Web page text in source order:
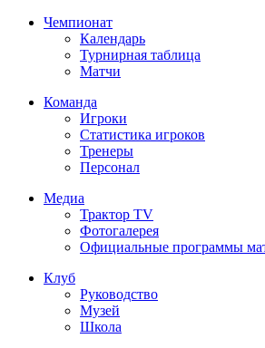
Чемпионат
Календарь
Турнирная таблица
Матчи
Команда
Игроки
Статистика игроков
Тренеры
Персонал
Медиа
Трактор TV
Фотогалерея
Официальные программы
Клуб
Руководство
Музей
Школа